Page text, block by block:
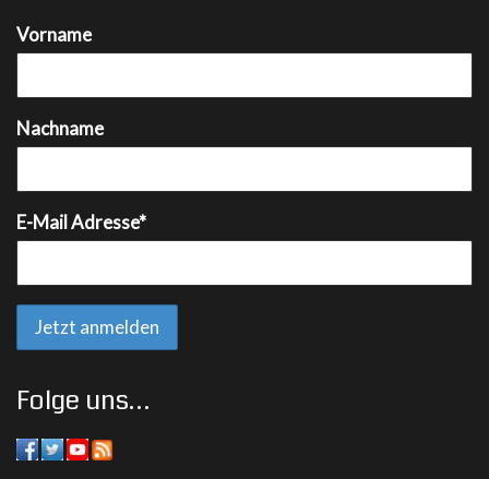
Vorname
Nachname
E-Mail Adresse*
Folge uns…